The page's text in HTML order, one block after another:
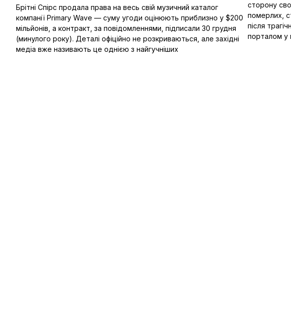
Брітні Спірс продала права на весь свій музичний каталог
компанії Primary Wave — суму угоди оцінюють приблизно у $200
мільйонів, а контракт, за повідомленнями, підписали 30 грудня
(минулого року). Деталі офіційно не розкриваються, але західні
медіа вже називають це однією з найгучніших
сторону
померлих,
після
порталом у